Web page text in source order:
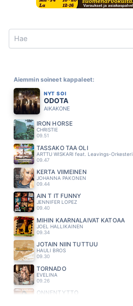
Search
Aiemmin soineet kappaleet:
NYT SOI
ODOTA
AIKAKONE
IRON HORSE
CHRISTIE
09.51
TÄSSÄKÖ TÄÄ OLI
ARTTU WISKARI feat. Leavings-Orkesteri
09.47
KERTA VIIMEINEN
JOHANNA PAKONEN
09.44
AIN T IT FUNNY
JENNIFER LOPEZ
09.40
MIHIN KAARNALAIVAT KATOAA
JOEL HALLIKAINEN
09.34
JOTAIN NIIN TUTTUU
HAULI BROS
09.30
TORNADO
EVELINA
09.26
ONNENTYTTÖ